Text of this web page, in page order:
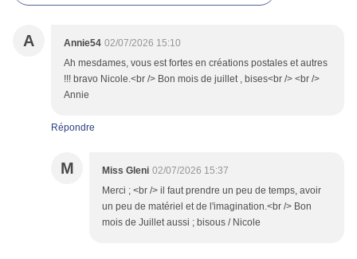
A Annie54 02/07/2026 15:10
Ah mesdames, vous est fortes en créations postales et autres
!!! bravo Nicole.<br /> Bon mois de juillet , bises<br /> <br />
Annie
Répondre
M Miss Gleni 02/07/2026 15:37
Merci ; <br /> il faut prendre un peu de temps, avoir
un peu de matériel et de l'imagination.<br /> Bon
mois de Juillet aussi ; bisous / Nicole